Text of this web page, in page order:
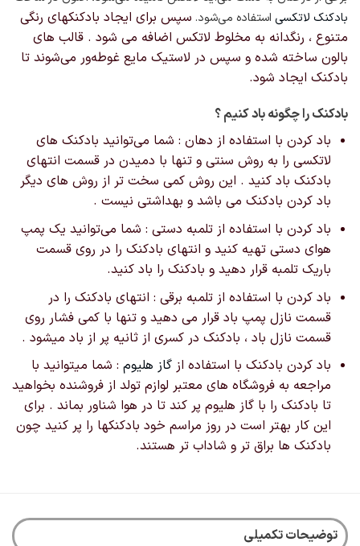
بادکنک لاتکسی استفاده می‌شود. سپس برای ایجاد بادکنکهای رنگی
متنوع ، رنگدانه به مخلوط لاتکس اضافه می شود . قالب های
بالون ساخته شده و سپس در لاستیک مایع غوطه‌ور می‌شوند تا
بادکنک ایجاد شود.
بادکنک را چگونه باد کنیم ؟
باد کردن با استفاده از دهان : شما می‌توانید بادکنک های
لاتکسی را به روش سنتی و تنها با دمیدن در قسمت انتهای
بادکنک باد کنید . این روش کمی سخت تر از روش های دیگر
باد کردن بادکنک می باشد و بهداشتی نیست .
باد کردن با استفاده از تلمبه دستی : شما می‌توانید یک پمپ
هوای دستی تهیه کنید و انتهای بادکنک را در روی قسمت
باریک تلمبه قرار دهید و بادکنک را باد کنید.
باد کردن با استفاده از تلمبه برقی : انتهای بادکنک را در
قسمت نازل پمپ باد قرار می دهید و تنها با کمی فشار روی
قسمت نازل باد ، بادکنک در کسری از ثانیه پر از باد میشود .
باد کردن بادکنک با استفاده از گاز هلیوم: شما میتوانید با
مراجعه به فروشگاه های معتبر لوازم تولد از فروشنده بخواهید
تا بادکنک را با گاز هلیوم پر کند تا در هوا شناور بماند . برای
این کار بهتر است در روز مراسم خود بادکنکها را پر کنید چون
بادکنک ها براق تر و شاداب تر هستند.
توضیحات تکمیلی